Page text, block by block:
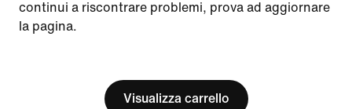
Svizzera
continui a riscontrare problemi, prova ad aggiornare
la pagina.
Visualizza carrello
Condizioni di vendita
Dati aziendali